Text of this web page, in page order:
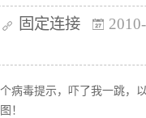
固定连接
病毒提示，吓了我一跳，
！